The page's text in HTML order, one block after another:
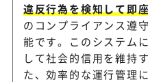
違反行為を検知して即
のコンプライアンス遵
能です。このシステム
して社会的信用を維持
た、効率的な運行管理